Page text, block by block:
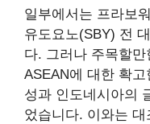
일부에서는 프라보
유도요노(SBY) 전
다. 그러나 주목할
ASEAN에 대한 확
성과 인도네시아의
었습니다. 이와는